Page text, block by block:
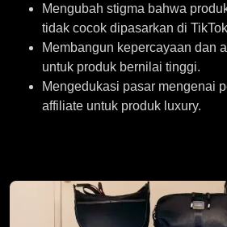
Mengubah stigma bahwa
tidak cocok dipasarkan di
Membangun kepercayaan dan
untuk produk bernilai tinggi.
Mengedukasi pasar mengenai
affiliate untuk produk luxury.